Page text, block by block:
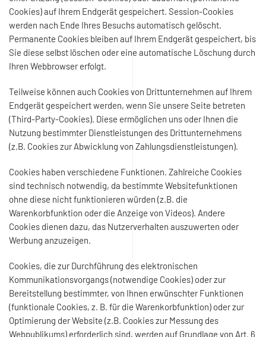
Cookies) auf Ihrem Endgerät gespeichert. Session-Cookies
werden nach Ende Ihres Besuchs automatisch gelöscht.
Permanente Cookies bleiben auf Ihrem Endgerät gespeichert, bis
Sie diese selbst löschen oder eine automatische Löschung durch
Ihren Webbrowser erfolgt.
Teilweise können auch Cookies von Drittunternehmen auf Ihrem
Endgerät gespeichert werden, wenn Sie unsere Seite betreten
(Third-Party-Cookies). Diese ermöglichen uns oder Ihnen die
Nutzung bestimmter Dienstleistungen des Drittunternehmens
(z.B. Cookies zur Abwicklung von Zahlungsdienstleistungen).
Cookies haben verschiedene Funktionen. Zahlreiche Cookies
sind technisch notwendig, da bestimmte Websitefunktionen
ohne diese nicht funktionieren würden (z.B. die
Warenkorbfunktion oder die Anzeige von Videos). Andere
Cookies dienen dazu, das Nutzerverhalten auszuwerten oder
Werbung anzuzeigen.
Cookies, die zur Durchführung des elektronischen
Kommunikationsvorgangs (notwendige Cookies) oder zur
Bereitstellung bestimmter, von Ihnen erwünschter Funktionen
(funktionale Cookies, z. B. für die Warenkorbfunktion) oder zur
Optimierung der Website (z.B. Cookies zur Messung des
Webpublikums) erforderlich sind, werden auf Grundlage von Art. 6